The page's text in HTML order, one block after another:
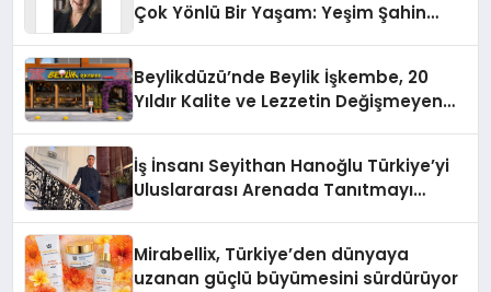
Çok Yönlü Bir Yaşam: Yeşim Şahin
Beylikdüzü’nde Beylik İşkembe, 20
Yıldır Kalite ve Lezzetin Değişmeyen
İş İnsanı Seyithan Hanoğlu Türkiye’yi
Uluslararası Arenada Tanıtmayı
Mirabellix, Türkiye’den dünyaya
uzanan güçlü büyümesini sürdürüyor